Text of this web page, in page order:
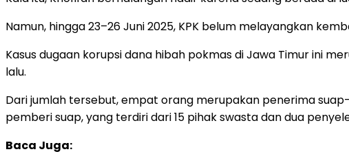
Namun, hingga 23–26 Juni 2025, KPK belum melayangkan
Kasus dugaan korupsi dana hibah pokmas di Jawa Timur ini
lalu.
Dari jumlah tersebut, empat orang merupakan penerima
pemberi suap, yang terdiri dari 15 pihak swasta dan dua
Baca Juga: